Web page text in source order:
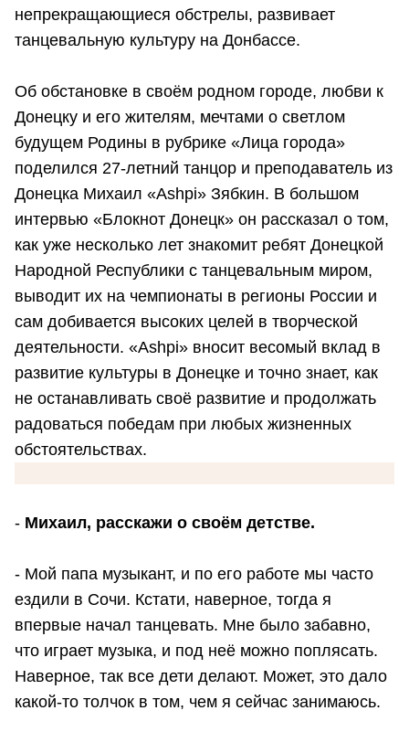
непрекращающиеся обстрелы, развивает
танцевальную культуру на Донбассе.
Об обстановке в своём родном городе, любви к
Донецку и его жителям, мечтами о светлом
будущем Родины в рубрике «Лица города»
поделился 27-летний танцор и преподаватель из
Донецка Михаил «Ashpi» Зябкин. В большом
интервью «Блокнот Донецк» он рассказал о том,
как уже несколько лет знакомит ребят Донецкой
Народной Республики с танцевальным миром,
выводит их на чемпионаты в регионы России и
сам добивается высоких целей в творческой
деятельности. «Ashpi» вносит весомый вклад в
развитие культуры в Донецке и точно знает, как
не останавливать своё развитие и продолжать
радоваться победам при любых жизненных
обстоятельствах.
- Михаил, расскажи о своём детстве.
- Мой папа музыкант, и по его работе мы часто
ездили в Сочи. Кстати, наверное, тогда я
впервые начал танцевать. Мне было забавно,
что играет музыка, и под неё можно поплясать.
Наверное, так все дети делают. Может, это дало
какой-то толчок в том, чем я сейчас занимаюсь.